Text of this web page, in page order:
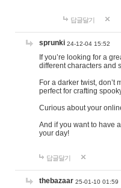
답글달기
sprunki 24-12-04 15:52
If you’re looking for a
different characters and
For a darker twist, don’t
perfect for crafting
Curious about your
And if you want to have
your day!
답글달기
thebazaar 25-01-10 01:59